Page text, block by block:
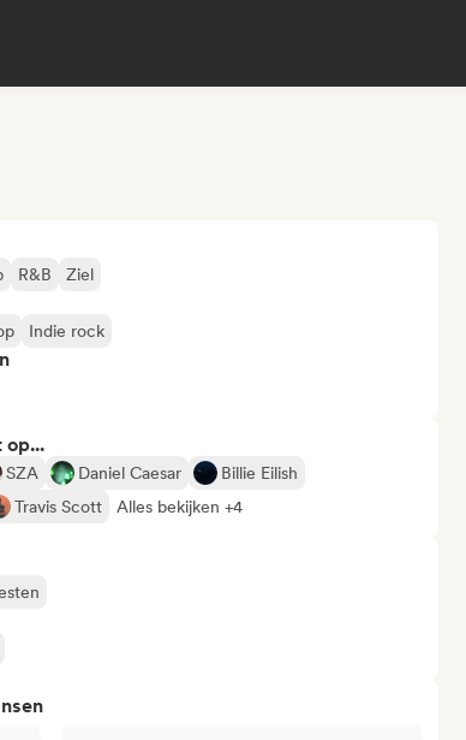
R&B Ziel
Indie rock
op...
SZA Daniel Caesar
Billie Eilish
Travis Scott Alles bekijken +4